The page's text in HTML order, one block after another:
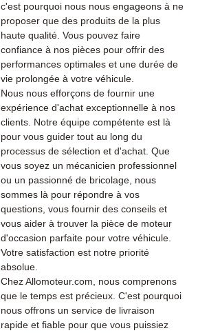
c'est pourquoi nous nous engageons à ne
proposer que des produits de la plus
haute qualité. Vous pouvez faire
confiance à nos pièces pour offrir des
performances optimales et une durée de
vie prolongée à votre véhicule.
Nous nous efforçons de fournir une
expérience d'achat exceptionnelle à nos
clients. Notre équipe compétente est là
pour vous guider tout au long du
processus de sélection et d'achat. Que
vous soyez un mécanicien professionnel
ou un passionné de bricolage, nous
sommes là pour répondre à vos
questions, vous fournir des conseils et
vous aider à trouver la pièce de moteur
d'occasion parfaite pour votre véhicule.
Votre satisfaction est notre priorité
absolue.
Chez Allomoteur.com, nous comprenons
que le temps est précieux. C'est pourquoi
nous offrons un service de livraison
rapide et fiable pour que vous puissiez